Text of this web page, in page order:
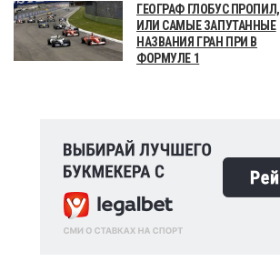
ГЕОГРАФ ГЛОБУС ПРОПИЛ,
ИЛИ САМЫЕ ЗАПУТАННЫЕ
НАЗВАНИЯ ГРАН ПРИ В
ФОРМУЛЕ 1